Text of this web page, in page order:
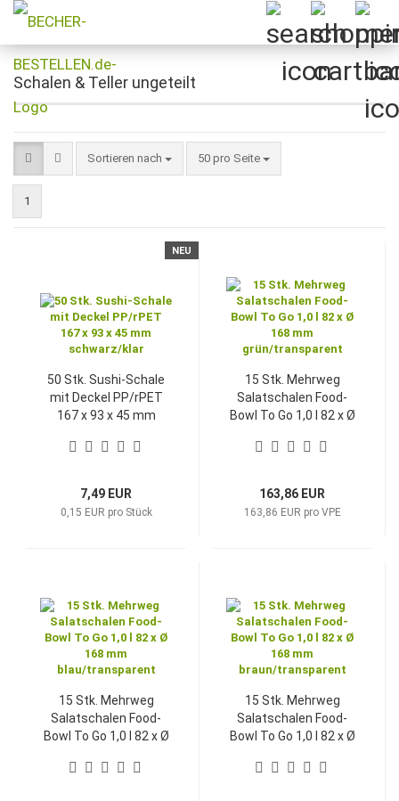
Schalen & Teller ungeteilt
Sortieren nach
Sortieren nach 50 pro Seite
pro Seite
1
NEU
50 Stk. Sushi-Schale
mit Deckel PP/rPET
167 x 93 x 45 mm
7,49 EUR
0,15 EUR pro Stück
15 Stk. Mehrweg
Salatschalen Food-
Bowl To Go 1,0 l 82 x Ø
grün/transparent
163,86 EUR
163,86 EUR pro VPE
15 Stk. Mehrweg
Salatschalen Food-
Bowl To Go 1,0 l 82 x Ø
blau/transparent
15 Stk. Mehrweg
Salatschalen Food-
Bowl To Go 1,0 l 82 x Ø
braun/transparent